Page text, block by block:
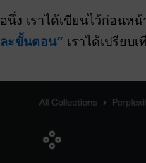
อนึ่ง เราได้เขียนไว้ก่อนหน้
ละขั้นตอน” เราได้เปรียบเ